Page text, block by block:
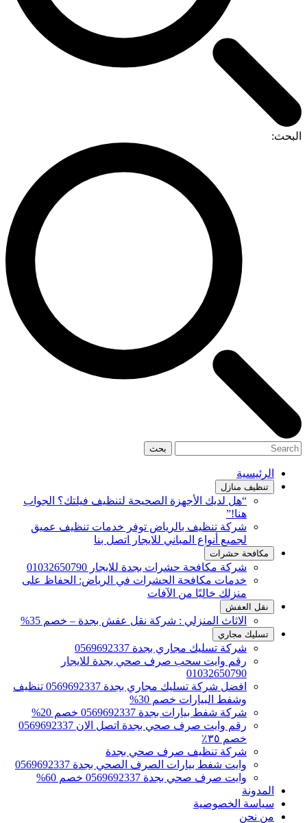
البحث:
بحث
الرئيسية
تنظيف منازل
“هل لديك الأجهزة الصحيحة لتنظيف فيلتك؟ الجواب
هنا!”
شركة تنظيف بالرياض توفر خدمات تنظيف عميق
لجميع أنواع المباني للايجار اتصل بنا
مكافحة حشرات
شركة مكافحة حشرات بجدة للايجار 01032650790
خدمات مكافحة الحشرات في الرياض: الحفاظ على
منزلك خاليًا من الآفات
نقل العفش
الاثاث المنزلي : شركة نقل عفش بجدة – خصم 35%
تسليك مجاري
شركة تسليك مجاري بجدة 0569692337
رقم وايت سحب صرف صحي بجدة للايجار
01032650790
افضل شركة تسليك مجاري بجدة 0569692337 تنظيف
وشفط البيارات خصم 30%
شركة شفط بيارات بجدة 0569692337 خصم 20%
رقم وايت صرف صحي بجدة اتصل الان 0569692337
خصم ٣٥٪
شركة تنظيف صرف صحي بجدة
وايت شفط بيارات الصرف الصحي بجدة 0569692337
وايت صرف صحي بجدة 0569692337 خصم 60%
المدونة
سياسة الخصوصية
من نحن